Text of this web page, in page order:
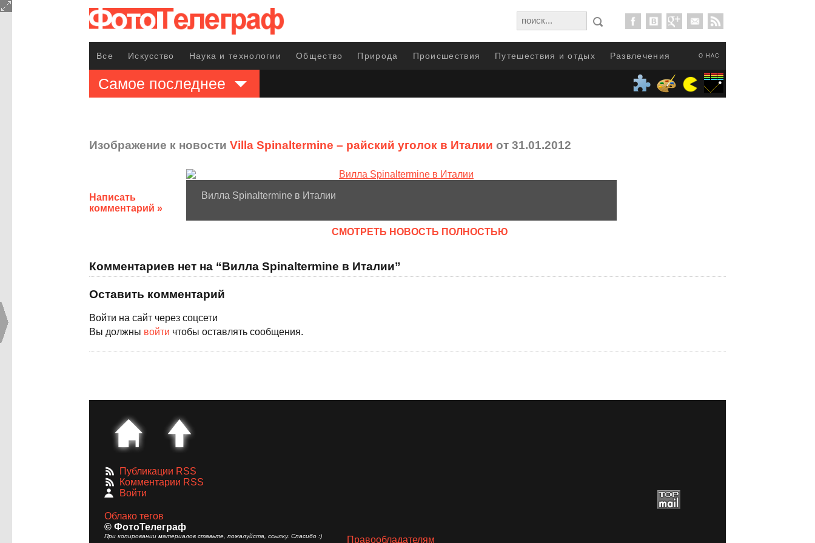
О НАС
Все Искусство Наука и технологии Общество Природа Происшествия Путешествия и отдых Развлечения
Самое последнее
Изображение к новости Villa Spinaltermine – райский уголок в Италии от 31.01.2012
Написать
комментарий »
Вилла Spinaltermine в Италии
CМОТРЕТЬ НОВОСТЬ ПОЛНОСТЬЮ
Комментариев нет на “Вилла Spinaltermine в Италии”
Оставить комментарий
Войти на сайт через соцсети
Вы должны войти чтобы оставлять сообщения.
Публикации RSS
Комментарии RSS
Войти
Облако тегов
© ФотоТелеграф
При копировании материалов ставьте, пожалуйста, ссылку. Спасибо :) Правообладателям